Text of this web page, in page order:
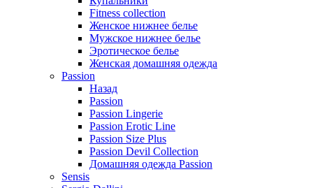
Fitness collection
Женское нижнее белье
Мужское нижнее белье
Эротическое белье
Женская домашняя одежда
Passion
Назад
Passion
Passion Lingerie
Passion Erotic Line
Passion Size Plus
Passion Devil Collection
Домашняя одежда Passion
Sensis